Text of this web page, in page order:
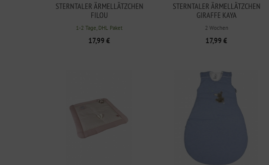
STERNTALER ÄRMELLÄTZCHEN
FILOU
1-2 Tage, DHL Paket
17,99 €
STERNTALER ÄRMELLÄTZCHEN
GIRAFFE KAYA
2 Wochen
17,99 €